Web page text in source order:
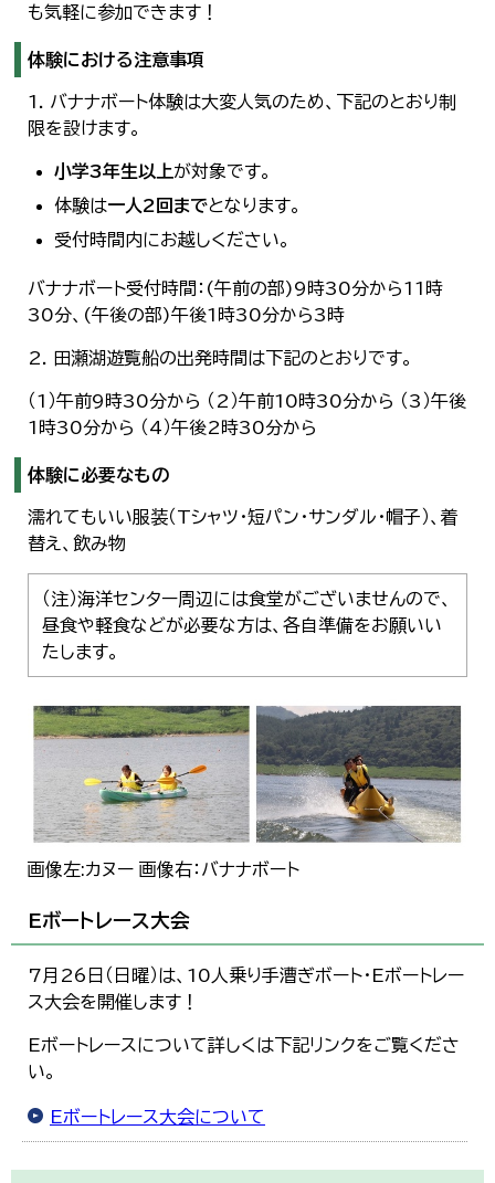
も気軽に参加できます！
体験における注意事項
1. バナナボート体験は大変人気のため、下記のとおり制
限を設けます。
小学3年生以上が対象です。
体験は一人2回までとなります。
受付時間内にお越しください。
バナナボート受付時間：(午前の部)9時30分から11時
30分、(午後の部)午後1時30分から3時
2. 田瀬湖遊覧船の出発時間は下記のとおりです。
（1）午前9時30分から （2）午前10時30分から （3）午後
1時30分から （4）午後2時30分から
体験に必要なもの
濡れてもいい服装（Tシャツ・短パン・サンダル・帽子）、着
替え、飲み物
（注）海洋センター周辺には食堂がございませんので、
昼食や軽食などが必要な方は、各自準備をお願いい
たします。
画像左:カヌー 画像右：バナナボート
Eボートレース大会
7月26日（日曜）は、10人乗り手漕ぎボート・Eボートレー
ス大会を開催します！
Eボートレースについて詳しくは下記リンクをご覧くださ
い。
Eボートレース大会について